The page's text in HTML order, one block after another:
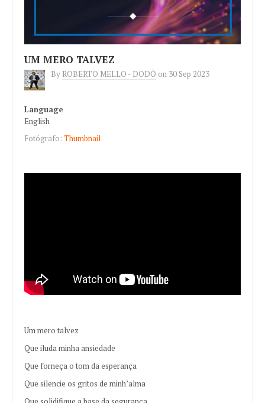
UM MERO TALVEZ
By ROBERTO MELLO - DODÔ on 30 Sep 2023
Language
English
Fotógrafo: Thumbnail
Um mero talvez
Que iluda minha ansiedade
Que forneça o tom da esperança
Que silencie os gritos de minh’alma